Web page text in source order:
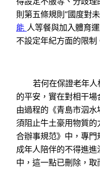
則第五條規則“國度對
能 人等餐與加入體育
不設定年紀方面的限制
若何在保證老年
的平安，實在對相干
由過程的《青島市泅
須阻止牛土豪用物質的
合辦事規范》中，專
成年人陪伴的不得進
中，這一點已刪除，